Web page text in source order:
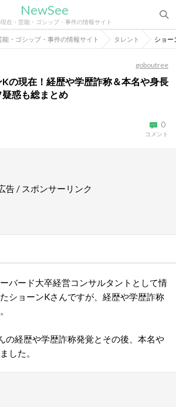
NewSee
在・芸能・ゴシップ・事件の情報サイト
・ゴシップ・事件の情報サイト タレント ショー
goboutree
Kの現在！経歴や学歴詐称＆本名や身長
疑惑も総まとめ
0
コメント
告 / スポンサーリンク
バード大卒経営コンサルタントとして情
ショーンKさんですが、経歴や学歴詐称
の経歴や学歴詐称発覚とその後、本名や
した。